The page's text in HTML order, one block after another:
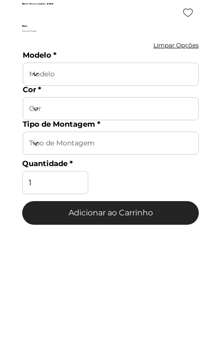
Breeze - Monocomando de Bidé
Bruma
Preço Sob Consulta
Limpar Opções
Modelo
Cor
Tipo de Montagem
Quantidade
Adicionar ao Carrinho